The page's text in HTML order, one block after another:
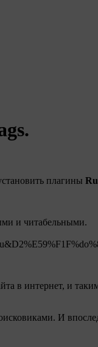
плагины
и читабельными.
в интернет, и
И